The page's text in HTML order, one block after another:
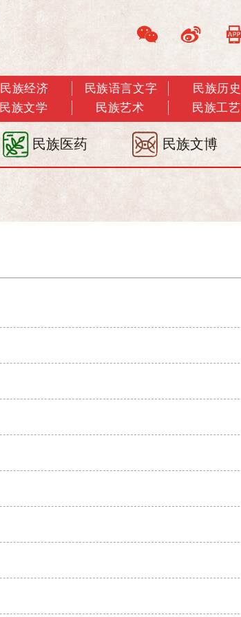
民族经济 民族语言文字 民族历史
民族文学 民族艺术 民族工艺
民族医药 民族文博